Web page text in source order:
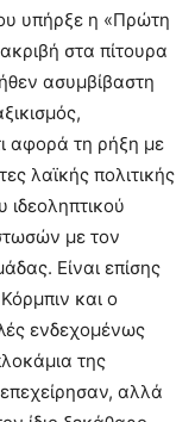
υπήρξε η «Πρώτη
στα πίτουρα
ασυμβίβαστη
αφορά τη ρήξη με
λαϊκής πολιτικής
με τον
Είναι επίσης
και ο
ενδεχομένως
της
αλλά